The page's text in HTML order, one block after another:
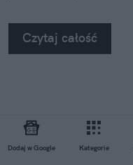
Dodaj w Google Kategorie
Czytaj całość